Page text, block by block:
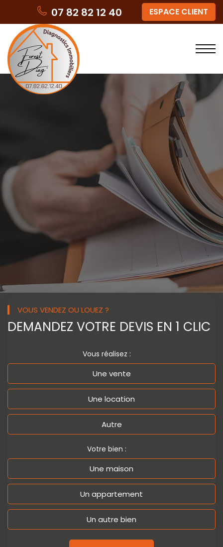
07 82 82 12 40 ESPACE CLIENT
VOUS VENDEZ OU LOUEZ ?
DEMANDEZ VOTRE DEVIS EN 1 CLIC
Vous réalisez :
Une vente
Une location
Autre
Votre bien :
Une maison
Un appartement
Un autre bien